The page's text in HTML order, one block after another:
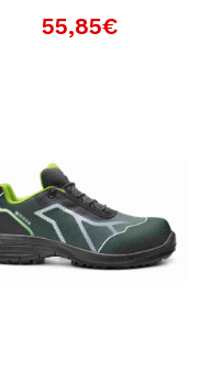
55,85€